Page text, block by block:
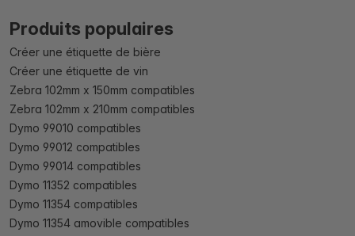
Produits populaires
Créer une étiquette de bière
Créer une étiquette de vin
Zebra 102mm x 150mm compatibles
Zebra 102mm x 210mm compatibles
Dymo 99010 compatibles
Dymo 99012 compatibles
Dymo 99014 compatibles
Dymo 11352 compatibles
Dymo 11354 compatibles
Dymo 11354 amovible compatibles